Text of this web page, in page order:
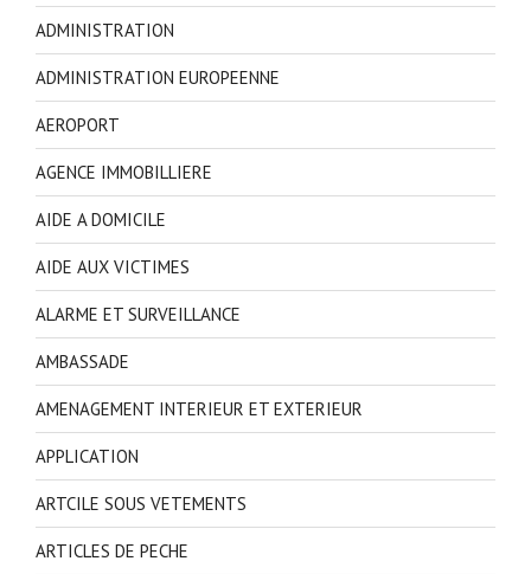
ADMINISTRATION
ADMINISTRATION EUROPEENNE
AEROPORT
AGENCE IMMOBILLIERE
AIDE A DOMICILE
AIDE AUX VICTIMES
ALARME ET SURVEILLANCE
AMBASSADE
AMENAGEMENT INTERIEUR ET EXTERIEUR
APPLICATION
ARTCILE SOUS VETEMENTS
ARTICLES DE PECHE